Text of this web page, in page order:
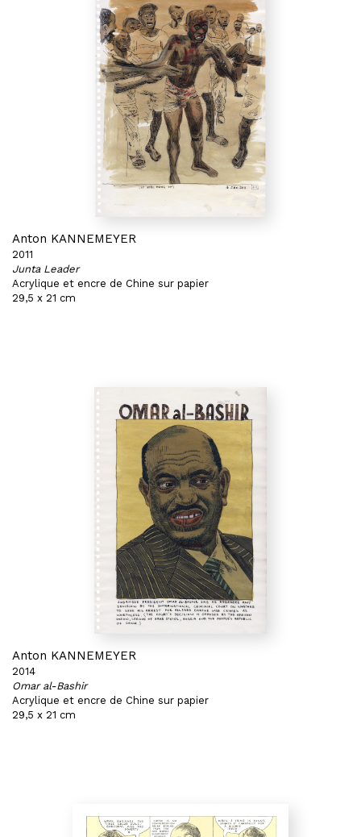
Anton KANNEMEYER
2011
Junta Leader
Acrylique et encre de Chine sur papier
29,5 x 21 cm
Anton KANNEMEYER
2014
Omar al-Bashir
Acrylique et encre de Chine sur papier
29,5 x 21 cm